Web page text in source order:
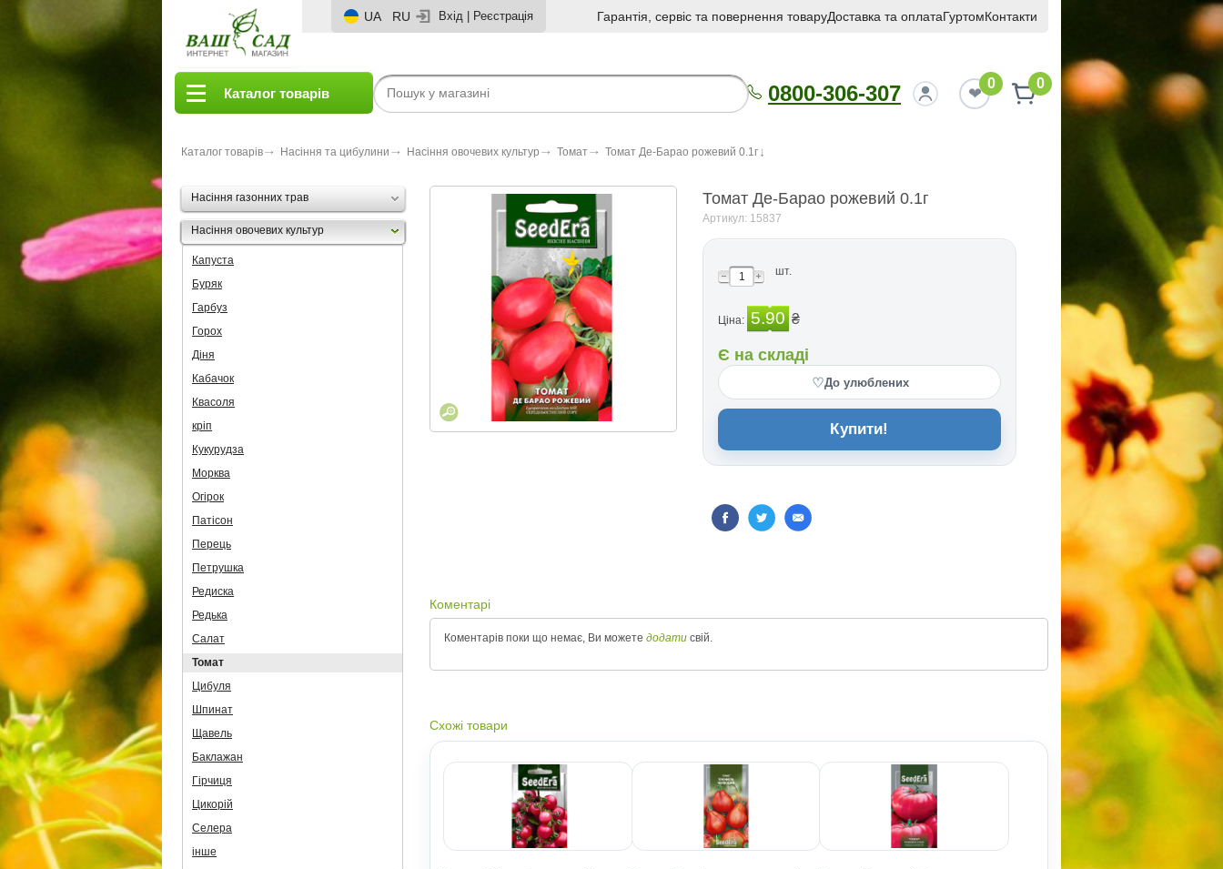
UA RU Вхід Реєстрація Гарантія, сервіс та повернення товаруДоставка та оплатаГуртомКонтакти
Каталог товарів 0800-306-307 0 0
Каталог товарів Насіння та цибулини Насіння овочевих культур Томат Томат Де-Барао рожевий 0.1г
Насіння газонних трав
Насіння овочевих культур
Капуста
Буряк
Гарбуз
Горох
Діня
Кабачок
Квасоля
кріп
Кукурудза
Морква
Огірок
Патісон
Перець
Петрушка
Редиска
Редька
Салат
Томат
Цибуля
Шпинат
Щавель
Баклажан
Гірчиця
Цикорій
Селера
інше
Томат Де-Барао рожевий 0.1г
Артикул: 15837
шт.
Ціна: 5.90 ₴
Є на складі
♡До улюблених
Купити!
Коментарі
Коментарів поки що немає, Ви можете додати свій.
Схожі товари